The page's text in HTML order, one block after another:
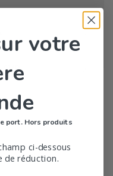
SVR
votre
port. Hors produits
ci-dessous
de réduction.